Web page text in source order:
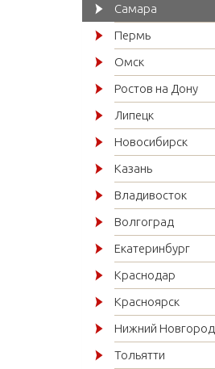
Самара
Пермь
Омск
Ростов на Дону
Липецк
Новосибирск
Казань
Владивосток
Волгоград
Екатеринбург
Краснодар
Красноярск
Нижний Новгород
Тольятти